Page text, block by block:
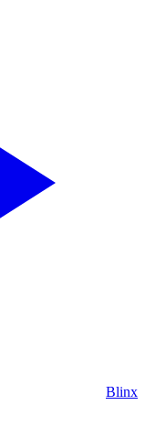
Blinx